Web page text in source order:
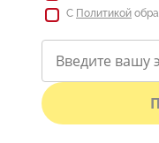
С Политикой